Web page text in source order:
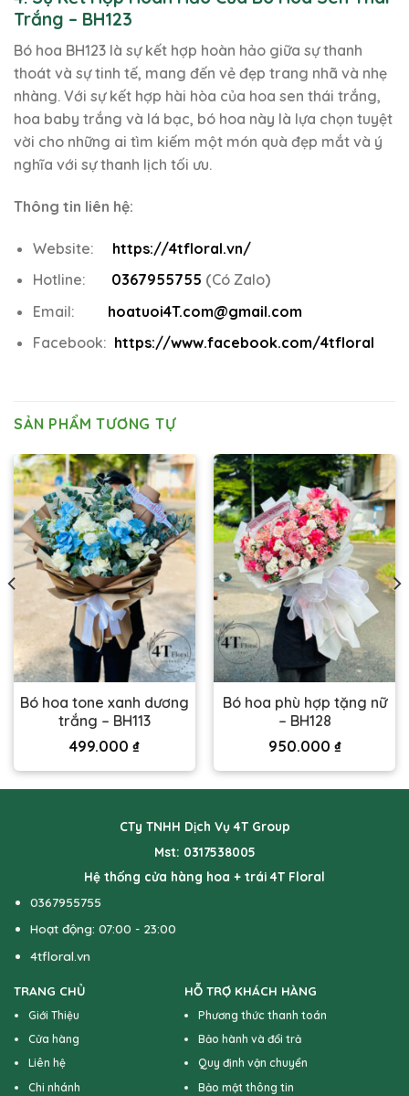
Trắng – BH123
Bó hoa BH123 là sự kết hợp hoàn hảo giữa sự thanh
thoát và sự tinh tế, mang đến vẻ đẹp trang nhã và nhẹ
nhàng. Với sự kết hợp hài hòa của hoa sen thái trắng,
hoa baby trắng và lá bạc, bó hoa này là lựa chọn tuyệt
vời cho những ai tìm kiếm một món quà đẹp mắt và ý
nghĩa với sự thanh lịch tối ưu.
Thông tin liên hệ:
Website:
https://4tfloral.vn/
Hotline:
0367955755 (Có Zalo)
Email:
hoatuoi4T.com@gmail.com
Facebook: https://www.facebook.com/4tfloral
SẢN PHẨM TƯƠNG TỰ
Bó hoa tone xanh dương
trắng – BH113
499.000 ₫
Bó hoa phù hợp tặng nữ
– BH128
950.000 ₫
CTy TNHH Dịch Vụ 4T Group
Mst: 0317538005
Hệ thống cửa hàng hoa + trái 4T Floral
0367955755
Hoạt động: 07:00 - 23:00
4tfloral.vn
TRANG CHỦ
Giới Thiệu
Cửa hàng
Liên hệ
Chi nhánh
HỖ TRỢ KHÁCH HÀNG
Phương thức thanh toán
Bảo hành và đổi trả
Quy định vận chuyển
Bảo mật thông tin